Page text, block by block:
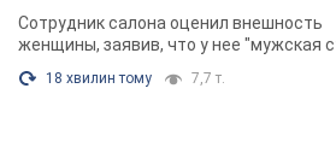
химиотерапии, разгорелся
Фото
Сотрудник салона оценил внешность
женщины, заявив, что у нее "мужская
18 хвилин тому 7,7 т.